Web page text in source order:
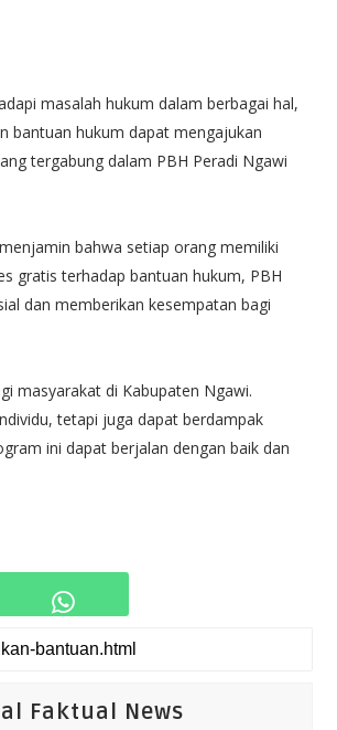
masalah hukum dalam berbagai hal,
bantuan hukum dapat mengajukan
tergabung dalam PBH Peradi Ngawi
bahwa setiap orang memiliki
gratis terhadap bantuan hukum, PBH
dan memberikan kesempatan bagi
masyarakat di Kabupaten Ngawi.
tetapi juga dapat berdampak
ini dapat berjalan dengan baik dan
Faktual News